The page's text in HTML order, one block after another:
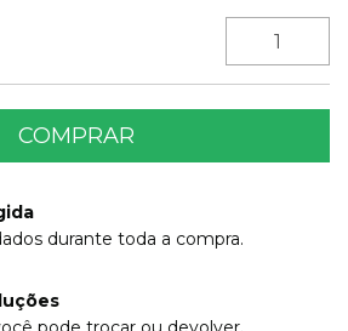
durante toda a compra.